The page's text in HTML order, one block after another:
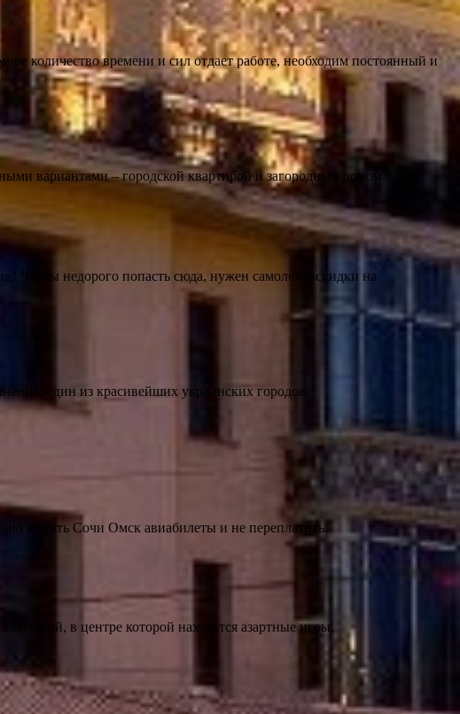
количество времени и сил отдает работе, необходим постоянный и
вариантами – городской квартирой и загородным домом.
Чтобы недорого попасть сюда, нужен самолет и скидки на
один из красивейших украинских городов.
купить Сочи Омск авиабилеты и не переплатить.
в центре которой находятся азартные игры.